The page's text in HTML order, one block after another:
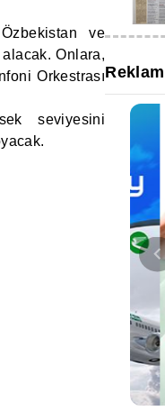
ve
Onlara,
Orkestrası
seviyesini
Reklam